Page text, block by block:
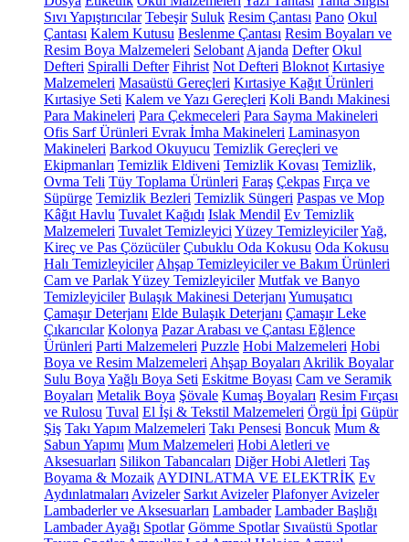
Sıvı Yapıştırıcılar Tebeşir Suluk Resim Çantası Pano Okul
Çantası Kalem Kutusu Beslenme Çantası Resim Boyaları ve
Resim Boya Malzemeleri Selobant Ajanda Defter Okul
Defteri Spiralli Defter Fihrist Not Defteri Bloknot Kırtasiye
Malzemeleri Masaüstü Gereçleri Kırtasiye Kağıt Ürünleri
Kırtasiye Seti Kalem ve Yazı Gereçleri Koli Bandı Makinesi
Para Makineleri Para Çekmeceleri Para Sayma Makineleri
Ofis Sarf Ürünleri Evrak İmha Makineleri Laminasyon
Makineleri Barkod Okuyucu Temizlik Gereçleri ve
Ekipmanları Temizlik Eldiveni Temizlik Kovası Temizlik,
Ovma Teli Tüy Toplama Ürünleri Faraş Çekpas Fırça ve
Süpürge Temizlik Bezleri Temizlik Süngeri Paspas ve Mop
Kâğıt Havlu Tuvalet Kağıdı Islak Mendil Ev Temizlik
Malzemeleri Tuvalet Temizleyici Yüzey TemizleyicilerYağ,
Kireç ve Pas Çözücüler Çubuklu Oda Kokusu Oda Kokusu
Halı Temizleyiciler Ahşap Temizleyiciler ve Bakım Ürünleri
Cam ve Parlak Yüzey Temizleyiciler Mutfak ve Banyo
Temizleyiciler Bulaşık Makinesi Deterjanı Yumuşatıcı
Çamaşır Deterjanı Elde Bulaşık Deterjanı Çamaşır Leke
Çıkarıcılar Kolonya Pazar Arabası ve Çantası Eğlence
Ürünleri Parti Malzemeleri Puzzle Hobi Malzemeleri Hobi
Boya ve Resim Malzemeleri Ahşap Boyaları Akrilik Boyalar
Sulu Boya Yağlı Boya Seti Eskitme Boyası Cam ve Seramik
Boyaları Metalik Boya Şövale Kumaş Boyaları Resim Fırçası
ve Rulosu Tuval El İşi & Tekstil Malzemeleri Örgü İpi Güpür
Şiş Takı Yapım Malzemeleri Takı Pensesi Boncuk Mum &
Sabun Yapımı Mum Malzemeleri Hobi Aletleri ve
Aksesuarları Silikon Tabancaları Diğer Hobi Aletleri Taş
Boyama & Mozaik AYDINLATMA VE ELEKTRİK Ev
Aydınlatmaları Avizeler Sarkıt Avizeler Plafonyer Avizeler
Lambaderler ve Aksesuarları Lambader Lambader Başlığı
Lambader Ayağı Spotlar Gömme Spotlar Sıvaüstü Spotlar